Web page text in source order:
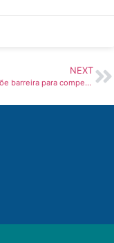
NEXT
Brasil propõe barreira para compensar perda cambial – O Estado de S.Paulo